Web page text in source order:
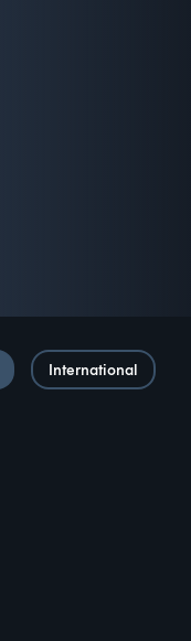
International